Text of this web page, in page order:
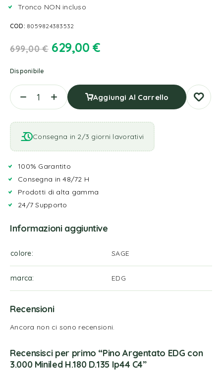
Tronco NON incluso
COD: 8059824383532
699,00€ 629,00 €
Disponibile
Aggiungi Al Carrello
Consegna in 2/3 giorni lavorativi
100% Garantito
Consegna in 48/72 H
Prodotti di alta gamma
24/7 Supporto
Informazioni aggiuntive
colore SAGE
marca EDG
Recensioni
Ancora non ci sono recensioni.
Recensisci per primo “Pino Argentato EDG con
3.000 Miniled H.180 D.135 Ip44 C4”